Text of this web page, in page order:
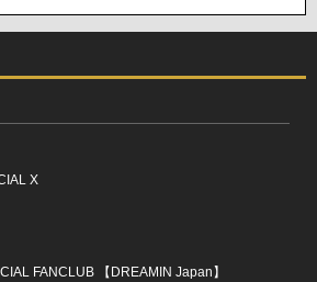
X
FANCLUB 【DREAMIN Japan】